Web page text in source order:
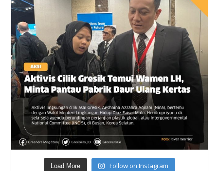
Load More Follow on Instagram